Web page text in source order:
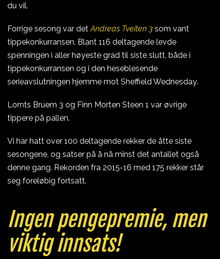
du vil.
Forrige sesong var det Andreas Tveiten 3 som vant
tippekonkurransen. Blant 116 deltagende levde
spenningen i aller høyeste grad til siste slutt, både i
tippekonkurransen og i den heseblesende
serieavslutningen hjemme mot Sheffield Wednesday.
Lornts Bruem 3 og Finn Morten Steen 1 var øvrige
tippere på pallen.
Vi har hatt over 100 deltagende rekker de åtte siste
sesongene, og satser på å nå minst det antallet også
denne gang. Rekorden fra 2015-16 med 175 rekker står
seg foreløbig fortsatt.
Ingen pengepremie, men
viktig innsats!